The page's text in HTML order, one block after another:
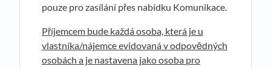
pouze pro zasílání přes nabídku Komunikace.
Příjemcem bude každá osoba, která je u
vlastníka/nájemce evidovaná v odpovědných
osobách a je nastavena jako osoba pro